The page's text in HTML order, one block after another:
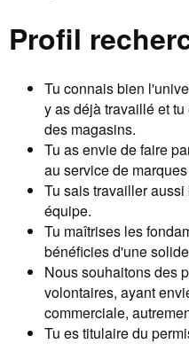
Profil
Tu connais bien
y as déjà travaillé et
des magasins.
Tu as envie de faire
au service de
Tu sais travailler
équipe.
Tu maîtrises les
bénéficies d'une
Nous souhaitons des
volontaires, ayant
commerciale,
Tu es titulaire du